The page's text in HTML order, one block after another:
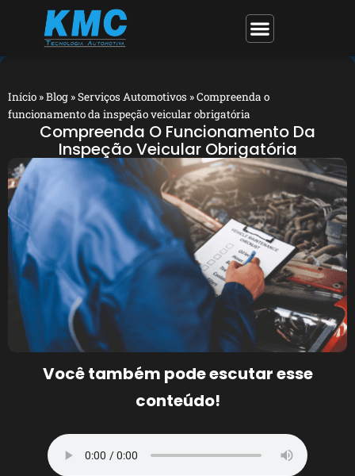
Início »Blog »Serviços Automotivos »Compreenda o
funcionamento da inspeção veicular obrigatória
Compreenda O Funcionamento Da
Inspeção Veicular Obrigatória
Você também pode escutar esse
conteúdo!